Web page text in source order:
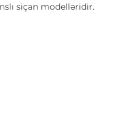
siçan modelləridir.